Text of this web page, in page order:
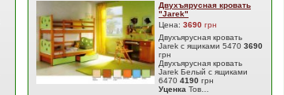
Двухъярусная кровать
"Jarek"
Цена: 3690 грн
Двухъярусная кровать
Jarek с ящиками 5470 3690
грн
Двухъярусная кровать
Jarek Белый с ящиками
6470 4190 грн
Уценка Тов…